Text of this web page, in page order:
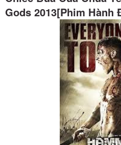
Gods 2013[Phim Hành